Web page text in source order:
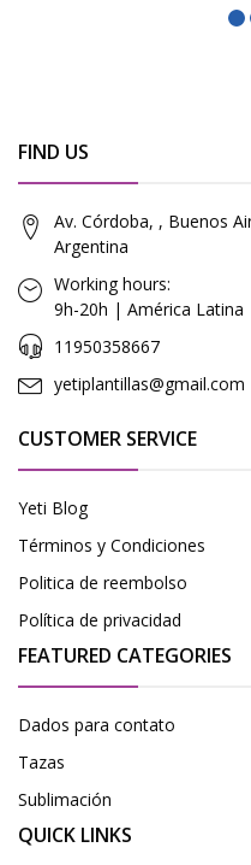
FIND US
Av. Córdoba, , Buenos
Argentina
Working hours:
9h-20h | América Latina
11950358667
yetiplantillas@gmail.com
CUSTOMER SERVICE
Yeti Blog
Términos y Condiciones
Politica de reembolso
Política de privacidad
FEATURED CATEGORIES
Dados para contato
Tazas
Sublimación
QUICK LINKS